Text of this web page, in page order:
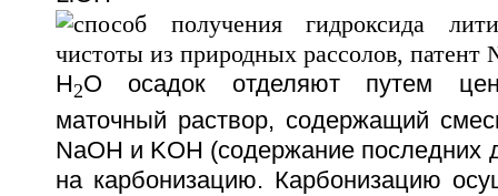
H2O осадок отделяют путем
маточный раствор, содержащий
NaOH и KOH (содержание последних
на карбонизацию. Карбонизацию